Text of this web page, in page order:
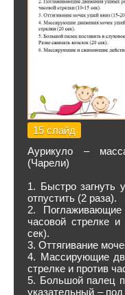
15 слайд
Аурикуло –
(Чарели)
1. Быстро загнуть
отпустить (2 раза).
2.
часовой стрелке
сек).
3. Оттягивание
4. Массирующие
стрелке и против
5. Большой палец
указательный –